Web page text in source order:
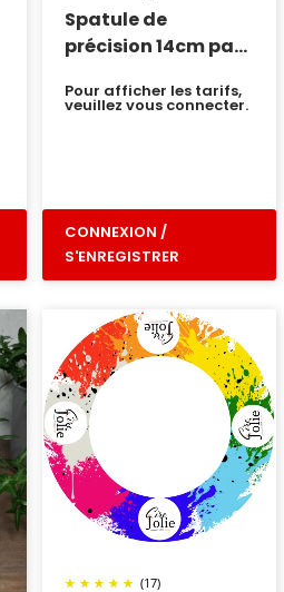
Spatule de
précision 14cm par
Pour afficher les tarifs,
veuillez vous connecter.
CONNEXION /
S'ENREGISTRER
(17)